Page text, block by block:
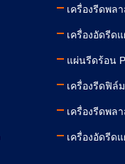
เครื่องรีดพล
เครื่องอัดรีด
แผ่นรีดร้อน
เครื่องรีดฟิล์
เครื่องรีดพล
เครื่องอัดรีด